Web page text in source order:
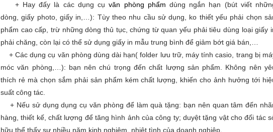
+ Hay đấy là các dụng cụvăn phòng phẩm dùng ngắn hạn (bút viết
dòng, giấy photo, giấy in,…): Tùy theo nhu cầu sử dụng, ko thiết yếu phải chọn
phẩm cao cấp, trừ những dòng thủ tục, chứng từ quan yếu phải tiêu dùng loại giấy
phải chăng, còn lại có thể sử dụng giấy in mẫu trung bình để giảm bớt giá bán,…
+ Các dụng cụ văn phòng dùng dài hạn( folder lưu trữ, máy tính casio, trang bị
móc văn phòng,…): bạn nên chú trọng đến chất lượng sản phẩm. Không nên
thích rẻ mà chọn sắm phải sản phẩm kém chất lượng, khiến cho ảnh hưởng tới
suất công tác.
+ Nếu sử dụng dụng cụ văn phòng để làm quà tặng: bạn nên quan tâm đến
hàng, thiết kế, chất lượng để tăng hình ảnh của công ty; duyệt tặng vật cho đối tác
hữu thể thấy sự nhiều năm kinh nghiệm, nhiệt tình của doanh nghiệp.